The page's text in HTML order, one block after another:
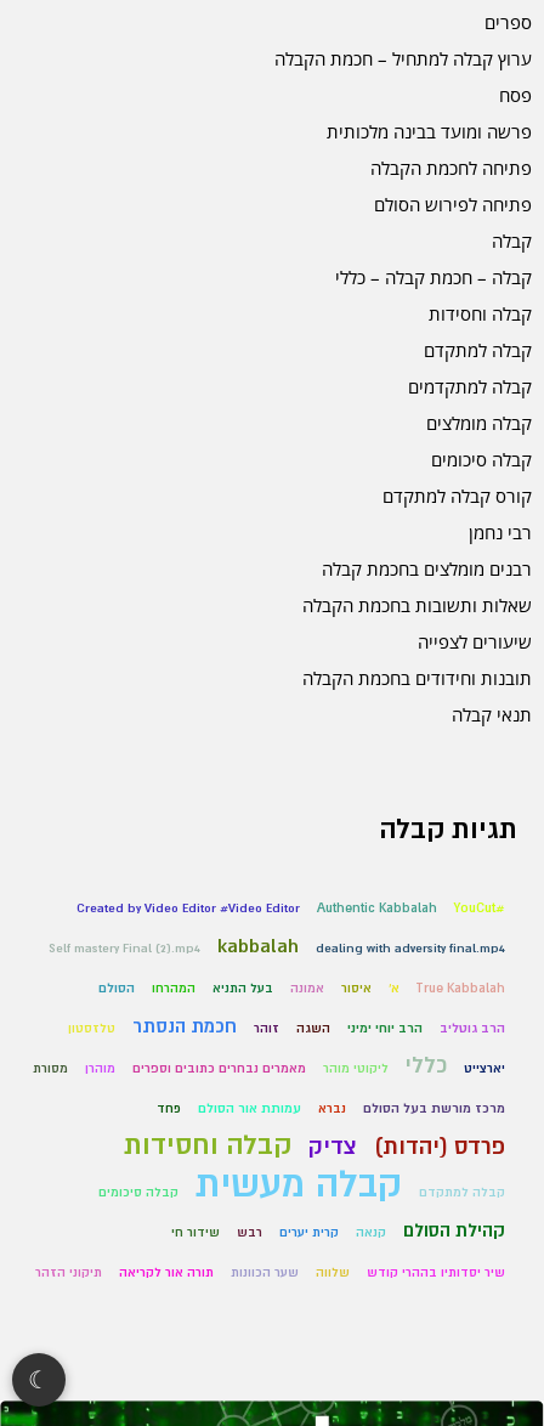
ספרים
ערוץ קבלה למתחיל – חכמת הקבלה
פסח
פרשה ומועד בבינה מלכותית
פתיחה לחכמת הקבלה
פתיחה לפירוש הסולם
קבלה
קבלה – חכמת קבלה – כללי
קבלה וחסידות
קבלה למתקדם
קבלה למתקדמים
קבלה מומלצים
קבלה סיכומים
קורס קבלה למתקדם
רבי נחמן
רבנים מומלצים בחכמת קבלה
שאלות ותשובות בחכמת הקבלה
שיעורים לצפייה
תובנות וחידודים בחכמת הקבלה
תנאי קבלה
תגיות קבלה
#YouCut
Authentic Kabbalah
Created by Video Editor #Video Editor
dealing with adversity final.mp4
kabbalah
Self mastery Final (2).mp4
True Kabbalah א' איסור אמונה בעל התניא המהרחו הסולם
הרב גוטליב הרב יוחי ימיני השגה זוהר חכמת הנסתר טלזסטון
יארצייט כללי ליקוטי מוהר מאמרים נבחרים כתובים וספרים מוהרן מסורת
מרכז מורשת בעל הסולם נברא עמותת אור הסולם פחד
פרדס (יהדות) צדיק קבלה וחסידות
קבלה למתקדם קבלה מעשית קבלה סיכומים
קהילת הסולם קנאה קרית יערים רבש שידור חי
שיר יסדותיו בההרי קודש שלווה שער הכוונות תורה אור לקריאה תיקוני הזהר
☾